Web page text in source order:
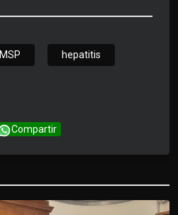
MSP hepatitis
Compartir